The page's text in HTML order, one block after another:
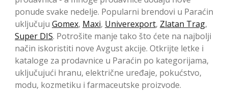
ponude svake nedelje. Popularni brendovi u Paraćin
uključuju Gomex, Maxi, Univerexport, Zlatan Trag,
Super DIS. Potrošite manje tako što ćete na najbolji
način iskoristiti nove Avgust akcije. Otkrijte letke i
kataloge za prodavnice u Paraćin po kategorijama,
uključujući hranu, električne uređaje, pokućstvo,
modu, kozmetiku i farmaceutske proizvode.